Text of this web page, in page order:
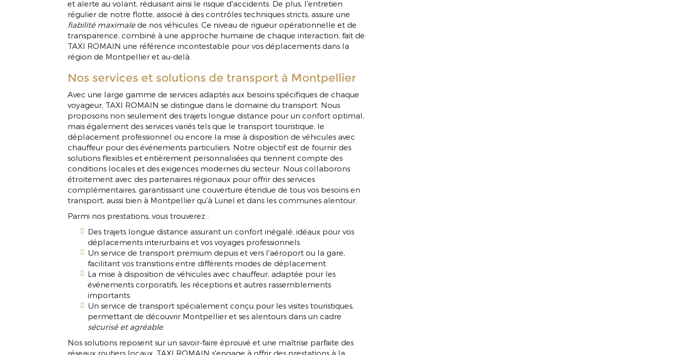
et alerte au volant, réduisant ainsi le risque d'accidents. De plus, l'entretien
régulier de notre flotte, associé à des contrôles techniques stricts, assure une
fiabilité maximalede nos véhicules. Ce niveau de rigueur opérationnelle et de
transparence, combiné à une approche humaine de chaque interaction, fait de
TAXI ROMAIN une référence incontestable pour vos déplacements dans la
région de Montpellier et au-delà.
Nos services et solutions de transport à Montpellier
Avec une large gamme de services adaptés aux besoins spécifiques de chaque
voyageur, TAXI ROMAIN se distingue dans le domaine du transport. Nous
proposons non seulement des trajets longue distance pour un confort optimal,
mais également des services variés tels que le transport touristique, le
déplacement professionnel ou encore la mise à disposition de véhicules avec
chauffeur pour des événements particuliers. Notre objectif est de fournir des
solutions flexibles et entièrement personnalisées qui tiennent compte des
conditions locales et des exigences modernes du secteur. Nous collaborons
étroitement avec des partenaires régionaux pour offrir des services
complémentaires, garantissant une couverture étendue de tous vos besoins en
transport, aussi bien à Montpellier qu'à Lunel et dans les communes alentour.
Parmi nos prestations, vous trouverez :
Des trajets longue distance assurant un confort inégalé, idéaux pour vos
déplacements interurbains et vos voyages professionnels.
Un service de transport premium depuis et vers l'aéroport ou la gare,
facilitant vos transitions entre différents modes de déplacement.
La mise à disposition de véhicules avec chauffeur, adaptée pour les
événements corporatifs, les réceptions et autres rassemblements
importants.
Un service de transport spécialement conçu pour les visites touristiques,
permettant de découvrir Montpellier et ses alentours dans un cadre
sécurisé et agréable.
Nos solutions reposent sur un savoir-faire éprouvé et une maîtrise parfaite des
réseaux routiers locaux. TAXI ROMAIN s'engage à offrir des prestations à la